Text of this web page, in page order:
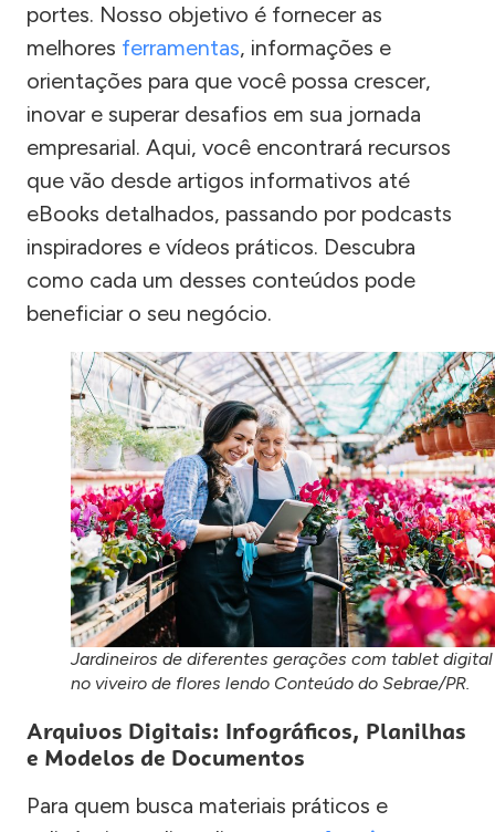
portes. Nosso objetivo é fornecer as
melhores ferramentas, informações e
orientações para que você possa crescer,
inovar e superar desafios em sua jornada
empresarial. Aqui, você encontrará recursos
que vão desde artigos informativos até
eBooks detalhados, passando por podcasts
inspiradores e vídeos práticos. Descubra
como cada um desses conteúdos pode
beneficiar o seu negócio.
Jardineiros de diferentes gerações com tablet digital
no viveiro de flores lendo Conteúdo do Sebrae/PR.
Arquivos Digitais: Infográficos, Planilhas
e Modelos de Documentos
Para quem busca materiais práticos e